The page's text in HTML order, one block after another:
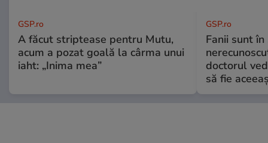
GSP.ro
A făcut striptease pentru Mutu,
acum a pozat goală la cârma unui
iaht: „Inima mea”
GSP.ro
Fanii sunt în
doctorul
să fie